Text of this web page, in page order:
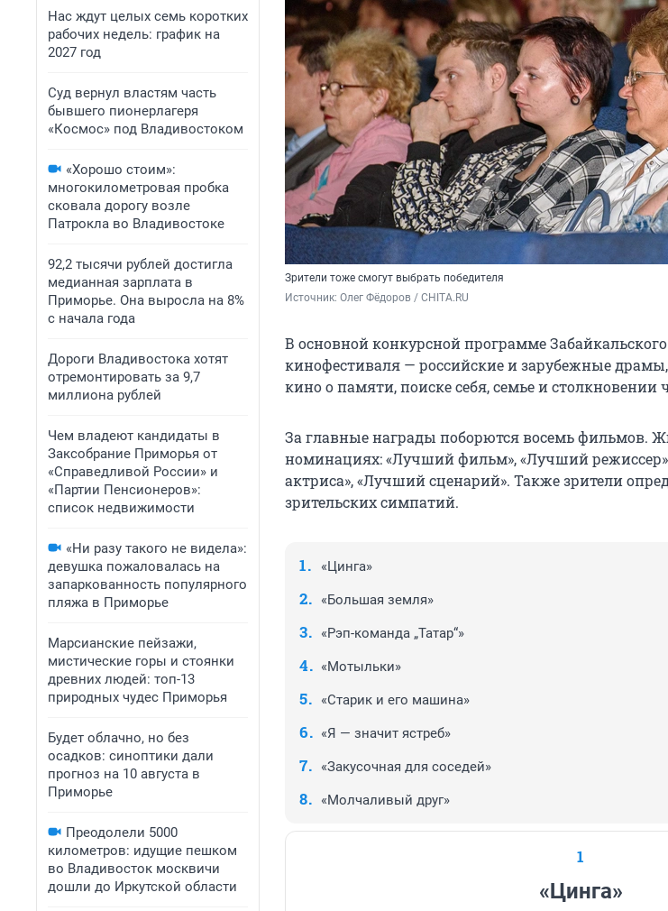
Нас ждут целых семь коротких
рабочих недель: график на
2027 год
Суд вернул властям часть
бывшего пионерлагеря
«Космос» под Владивостоком
«Хорошо стоим»:
многокилометровая пробка
сковала дорогу возле
Патрокла во Владивостоке
92,2 тысячи рублей достигла
медианная зарплата в
Приморье. Она выросла на 8%
с начала года
Дороги Владивостока хотят
отремонтировать за 9,7
миллиона рублей
Чем владеют кандидаты в
Заксобрание Приморья от
«Справедливой России» и
«Партии Пенсионеров»:
список недвижимости
«Ни разу такого не видела»:
девушка пожаловалась на
запаркованность популярного
пляжа в Приморье
Марсианские пейзажи,
мистические горы и стоянки
древних людей: топ-13
природных чудес Приморья
Будет облачно, но без
осадков: синоптики дали
прогноз на 10 августа в
Приморье
Преодолели 5000
километров: идущие пешком
во Владивосток москвичи
дошли до Иркутской области
Зрители тоже смогут выбрать победителя
Источник: Олег Фёдоров / CHITA.RU
В основной конкурсной программе
кинофестиваля — российские и зарубежные
кино о памяти, поиске себя, семье и
За главные награды поборются восемь фильмов.
номинациях:«Лучший фильм», «Лучший
актриса», «Лучший сценарий». Также зрители
зрительских симпатий.
«Цинга»
«Большая земля»
«Рэп-команда „Татар“»
«Мотыльки»
«Старик и его машина»
«Я — значит ястреб»
«Закусочная для соседей»
«Молчаливый друг»
1
«Цинга»